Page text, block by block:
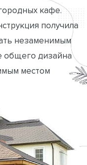
кафе.
получила
незаменимым
общего дизайна
местом